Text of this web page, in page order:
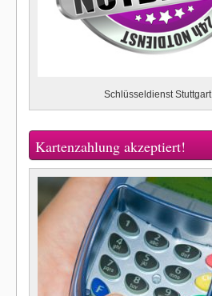
Schlüsseldienst Stuttgart
Kartenzahlung akzeptiert!